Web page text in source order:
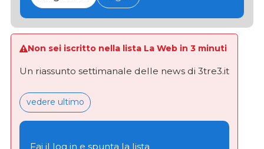
Non sei iscritto nella lista La Web in 3 minuti
Un riassunto settimanale delle news di 3tre3.it
vedere ultimo
Fai il log in e spunta la lista